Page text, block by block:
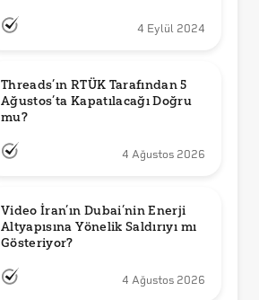
4 Eylül 2024
Threads’ın RTÜK Tarafından 5
Ağustos’ta Kapatılacağı Doğru
mu?
4 Ağustos 2026
Video İran’ın Dubai’nin Enerji
Altyapısına Yönelik Saldırıyı mı
Gösteriyor?
4 Ağustos 2026